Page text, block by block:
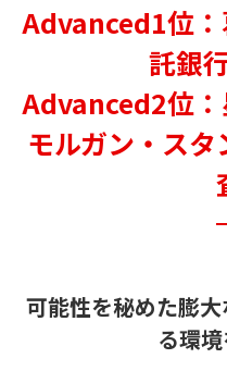
Advanced1位
託銀
Advanced2位
モルガン・ス
可能性を秘めた膨
る環